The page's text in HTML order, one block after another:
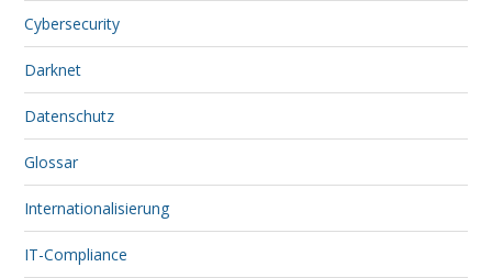
Cybersecurity
Darknet
Datenschutz
Glossar
Internationalisierung
IT-Compliance